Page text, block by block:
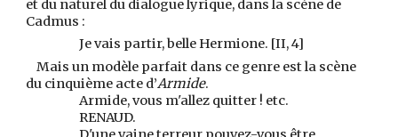
et du naturel du dialogue lyrique, dans la scène de
Cadmus :
Je vais partir, belle Hermione. [II, 4]
Mais un modèle parfait dans ce genre est la scène
du cinquième acte d’Armide.
Armide, vous m'allez quitter ! etc.
RENAUD.